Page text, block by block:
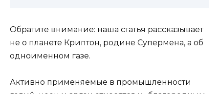
Обратите внимание: наша статья рассказывает
не о планете Криптон, родине Супермена, а об
одноименном газе.
Активно применяемые в промышленности